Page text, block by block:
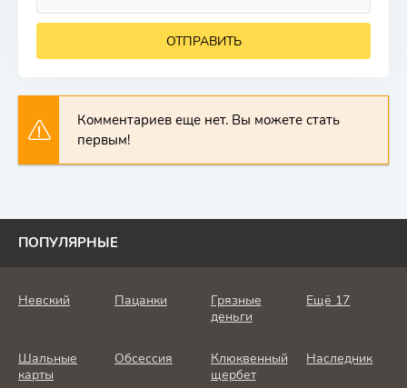
ОТПРАВИТЬ
Комментариев еще нет. Вы можете стать
первым!
ПОПУЛЯРНЫЕ
Невский Пацанки
Грязные
деньги
Ещё 17
Шальные
карты
Обсессия
Клюквенный
щербет
Наследник